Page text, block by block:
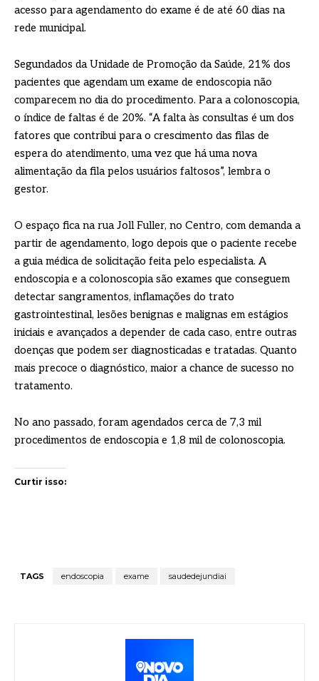
acesso para agendamento do exame é de até 60 dias na
rede municipal.
Segundados da Unidade de Promoção da Saúde, 21% dos
pacientes que agendam um exame de endoscopia não
comparecem no dia do procedimento. Para a colonoscopia,
o índice de faltas é de 20%. “A falta às consultas é um dos
fatores que contribui para o crescimento das filas de
espera do atendimento, uma vez que há uma nova
alimentação da fila pelos usuários faltosos”, lembra o
gestor.
O espaço fica na rua Joll Fuller, no Centro, com demanda a
partir de agendamento, logo depois que o paciente recebe
a guia médica de solicitação feita pelo especialista. A
endoscopia e a colonoscopia são exames que conseguem
detectar sangramentos, inflamações do trato
gastrointestinal, lesões benignas e malignas em estágios
iniciais e avançados a depender de cada caso, entre outras
doenças que podem ser diagnosticadas e tratadas. Quanto
mais precoce o diagnóstico, maior a chance de sucesso no
tratamento.
No ano passado, foram agendados cerca de 7,3 mil
procedimentos de endoscopia e 1,8 mil de colonoscopia.
Curtir isso:
TAGS endoscopia exame saudedejundiai